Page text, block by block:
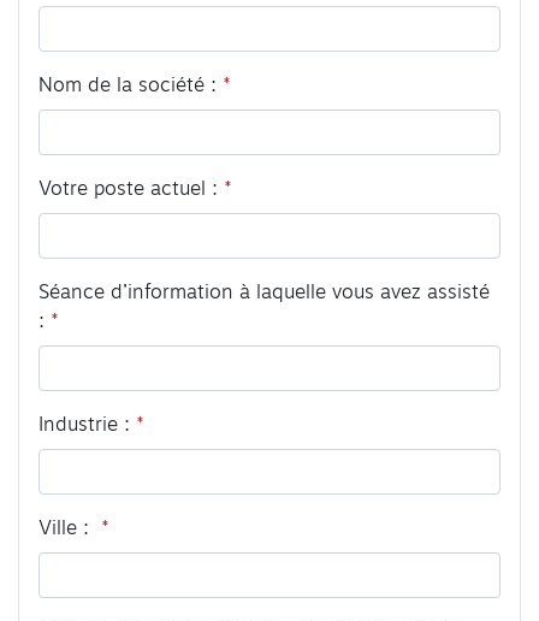
this
Nom de la société :
Votre poste actuel :
Séance d’information à laquelle vous avez assisté
:
Industrie :
Ville :